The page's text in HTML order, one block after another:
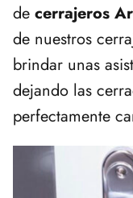
de cerrajeros
de nuestros
brindar unas
dejando las
perfectamente